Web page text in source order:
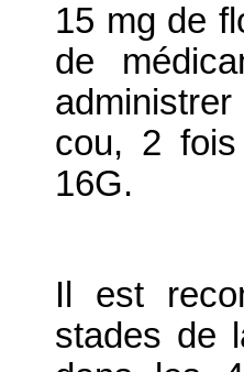
15 mg de
de
cou, 2 fois
16G.
Il est
stades de